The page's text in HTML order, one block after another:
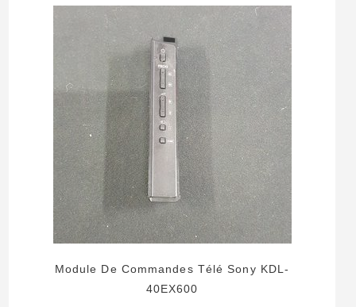
Module De Commandes Télé Sony KDL-
40EX600